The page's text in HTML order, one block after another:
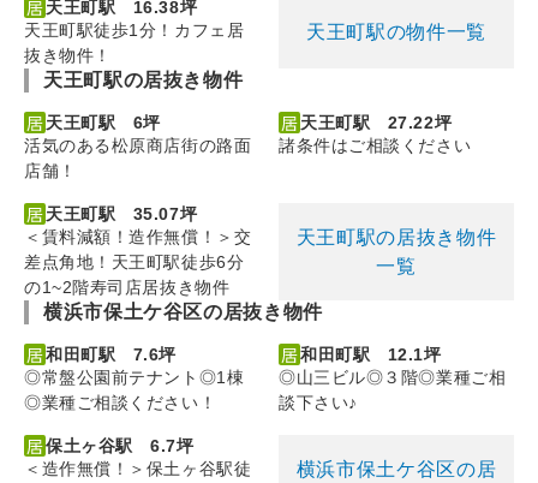
天王町駅 16.38坪
天王町駅徒歩1分！カフェ居
抜き物件！
天王町駅の物件一覧
天王町駅の居抜き物件
天王町駅 6坪
活気のある松原商店街の路面
店舗！
天王町駅 27.22坪
諸条件はご相談ください
天王町駅 35.07坪
＜賃料減額！造作無償！＞交
差点角地！天王町駅徒歩6分
の1~2階寿司店居抜き物件
天王町駅の居抜き物件
一覧
横浜市保土ケ谷区の居抜き物件
和田町駅 7.6坪
◎常盤公園前テナント◎1棟
◎業種ご相談ください！
和田町駅 12.1坪
◎山三ビル◎３階◎業種ご相
談下さい♪
保土ヶ谷駅 6.7坪
＜造作無償！＞保土ヶ谷駅徒
横浜市保土ケ谷区の居